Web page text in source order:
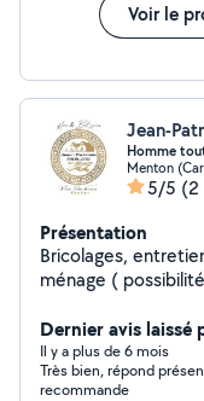
Voir le
Jean-
Homme
Menton
5/5 (2
Présentation
Bricolages, entretien, espaces verts, jardins. Prestataire
ménage ( possibilité activité gestion conciergerie airbnb
Dernier avis laissé
Il y a plus de 6 mois
Très bien, répond
recommande